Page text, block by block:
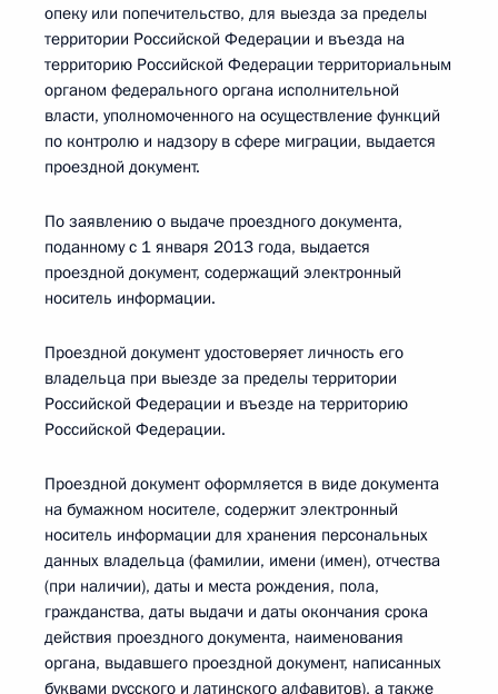
опеку или попечительство, для выезда за пределы
территории Российской Федерации и въезда на
территорию Российской Федерации территориальным
органом федерального органа исполнительной
власти, уполномоченного на осуществление функций
по контролю и надзору в сфере миграции, выдается
проездной документ.
По заявлению о выдаче проездного документа,
поданному с 1 января 2013 года, выдается
проездной документ, содержащий электронный
носитель информации.
Проездной документ удостоверяет личность его
владельца при выезде за пределы территории
Российской Федерации и въезде на территорию
Российской Федерации.
Проездной документ оформляется в виде документа
на бумажном носителе, содержит электронный
носитель информации для хранения персональных
данных владельца (фамилии, имени (имен), отчества
(при наличии), даты и места рождения, пола,
гражданства, даты выдачи и даты окончания срока
действия проездного документа, наименования
органа, выдавшего проездной документ, написанных
буквами русского и латинского алфавитов), а также